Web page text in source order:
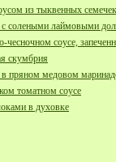
из тыквенных
с солеными лаймовыми
соусе,
скумбрия
в пряном медовом
томатном соусе
в духовке